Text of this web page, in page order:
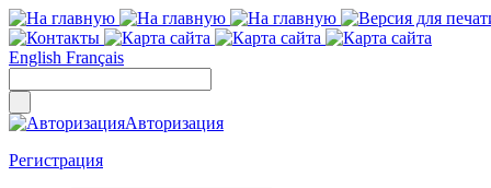
English Français
Авторизация
Регистрация